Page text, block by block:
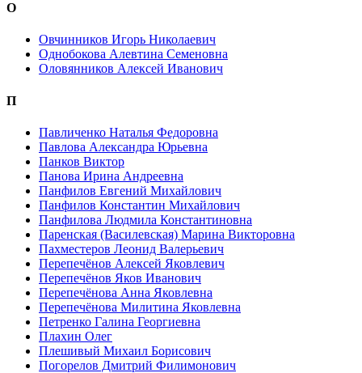
О
Овчинников Игорь Николаевич
Однобокова Алевтина Семеновна
Оловянников Алексей Иванович
П
Павличенко Наталья Федоровна
Павлова Александра Юрьевна
Панков Виктор
Панова Ирина Андреевна
Панфилов Евгений Михайлович
Панфилов Константин Михайлович
Панфилова Людмила Константиновна
Паренская (Василевская) Марина Викторовна
Пахместеров Леонид Валерьевич
Перепечёнов Алексей Яковлевич
Перепечёнов Яков Иванович
Перепечёнова Анна Яковлевна
Перепечёнова Милитина Яковлевна
Петренко Галина Георгиевна
Плахин Олег
Плешивый Михаил Борисович
Погорелов Дмитрий Филимонович